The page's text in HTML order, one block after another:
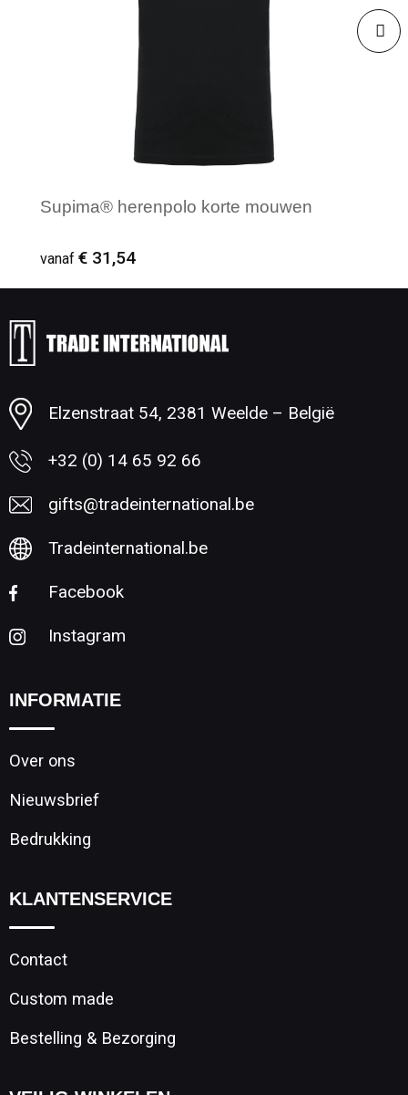
Supima® herenpolo korte mouwen
vanaf € 31,54
Minimale afname: 1
Elzenstraat 54, 2381 Weelde – België
+32 (0) 14 65 92 66
gifts@tradeinternational.be
Tradeinternational.be
Facebook
Instagram
INFORMATIE
Over ons
Nieuwsbrief
Bedrukking
KLANTENSERVICE
Contact
Custom made
Bestelling & Bezorging